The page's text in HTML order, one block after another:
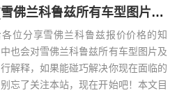
雪佛兰科鲁兹报价价格(雪佛兰科鲁兹所有车型图片及价格)
位分享雪佛兰科鲁兹报价价格的知
也会对雪佛兰科鲁兹所有车型图片及
解释，如果能碰巧解决你现在面临的
忘了关注本站，现在开始吧！本文目